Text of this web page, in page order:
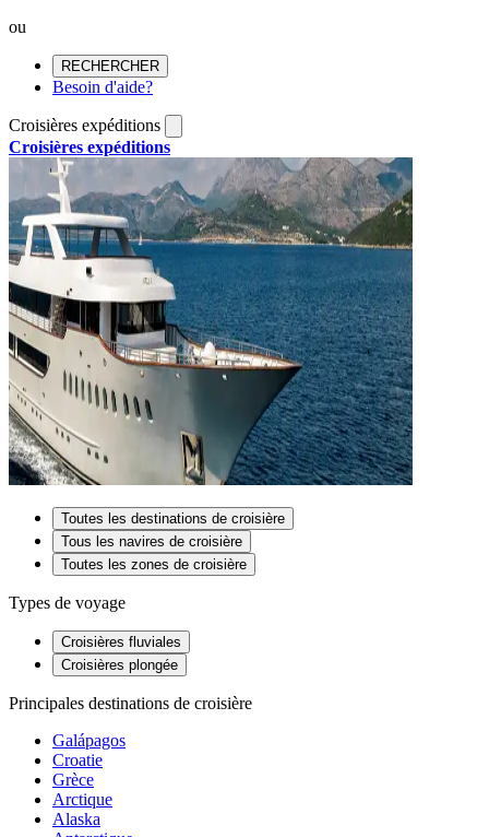
ou
RECHERCHER
Besoin d'aide?
Croisières expéditions
Croisières expéditions
Toutes les destinations de croisière
Tous les navires de croisière
Toutes les zones de croisière
Types de voyage
Croisières fluviales
Croisières plongée
Principales destinations de croisière
Galápagos
Croatie
Grèce
Arctique
Alaska